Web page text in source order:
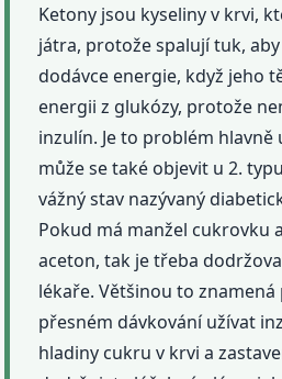
Ketony jsou kyseliny v krvi,
játra, protože spalují tuk,
dodávce energie, když jeho
energii z glukózy, protože
inzulín. Je to problém hlavně
může se také objevit u 2.
vážný stav nazývaný
Pokud má manžel cukrovku
aceton, tak je třeba
lékaře. Většinou to znamená
přesném dávkování užívat
hladiny cukru v krvi a